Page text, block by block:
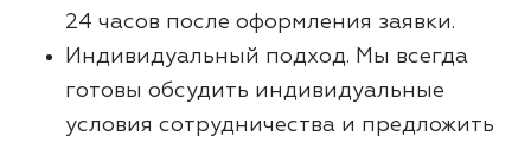
24 часов после оформления заявки.
Индивидуальный подход. Мы всегда
готовы обсудить индивидуальные
условия сотрудничества и предложить